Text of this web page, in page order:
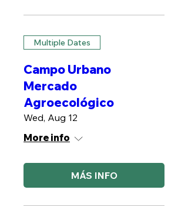
Multiple Dates
Campo Urbano
Mercado
Agroecológico
Wed, Aug 12
More info
MÁS INFO